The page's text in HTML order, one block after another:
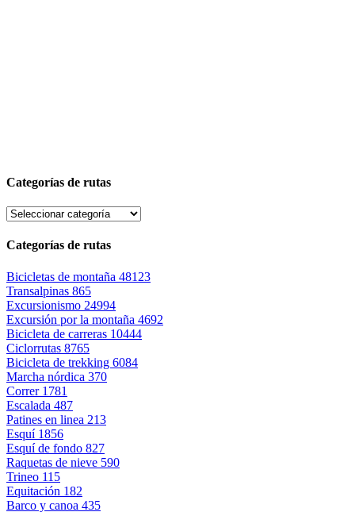
Categorías de rutas
Categorías de rutas
Bicicletas de montaña 48123
Transalpinas 865
Excursionismo 24994
Excursión por la montaña 4692
Bicicleta de carreras 10444
Ciclorrutas 8765
Bicicleta de trekking 6084
Marcha nórdica 370
Correr 1781
Escalada 487
Patines en linea 213
Esquí 1856
Esquí de fondo 827
Raquetas de nieve 590
Trineo 115
Equitación 182
Barco y canoa 435